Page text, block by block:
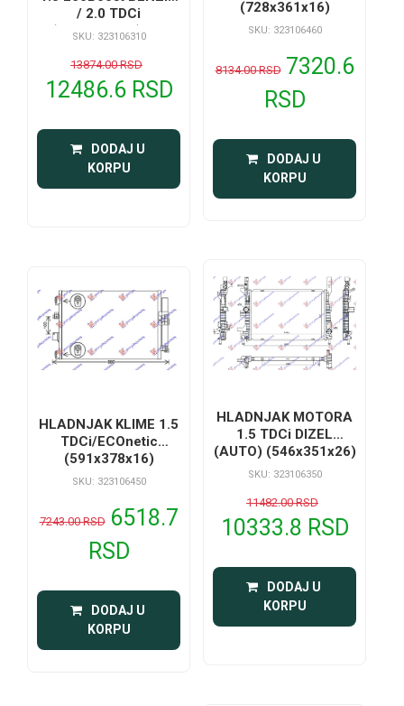
/ 2.0 TDCi
(670x448x26) 15-
SKU: 323106310
13874.00 RSD
12486.6 RSD
DODAJ U
KORPU
(728x361x16)
SKU: 323106460
8134.00 RSD 7320.6
RSD
DODAJ U
KORPU
HLADNJAK KLIME 1.5
TDCi/ECOnetic
(591x378x16)
SKU: 323106450
7243.00 RSD 6518.7
RSD
DODAJ U
KORPU
HLADNJAK MOTORA
1.5 TDCi DIZEL
(AUTO) (546x351x26)
SKU: 323106350
11482.00 RSD
10333.8 RSD
DODAJ U
KORPU